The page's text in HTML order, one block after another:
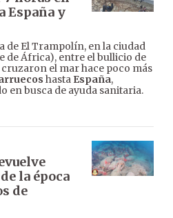
España y
de El Trampolín, en la ciudad
de África), entre el bullicio de
el mar hace poco más
hasta España,
en busca de ayuda sanitaria.
la época
de